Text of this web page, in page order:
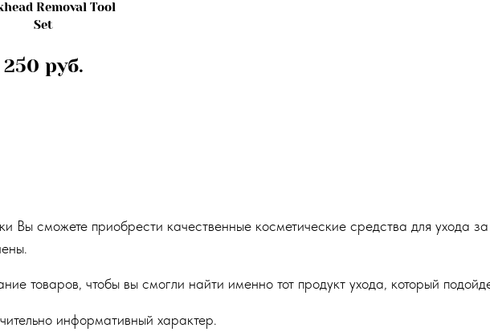
Removal Tool
Set
250 руб.
Вы сможете приобрести качественные косметические средства для ухода
товаров, чтобы вы смогли найти именно тот продукт ухода, который
информативный характер.